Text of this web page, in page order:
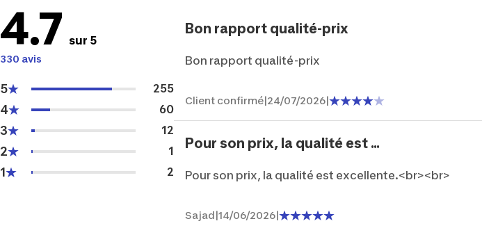
4.7 sur 5
330 avis
5 255
4 60
3 12
2 1
1 2
Bon rapport qualité-prix
Bon rapport qualité-prix
Client confirmé|24/07/2026|
Pour son prix, la qualité est ...
Pour son prix, la qualité est excellente.<br><br>
Sajad|14/06/2026|